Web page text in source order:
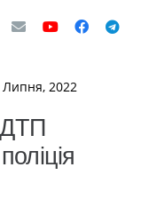
Липня, 2022